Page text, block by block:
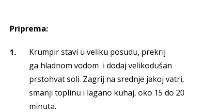
Priprema:
Krumpir stavi u veliku posudu, prekrij
ga hladnom vodom i dodaj velikodušan
prstohvat soli. Zagrij na srednje jakoj vatri,
smanji toplinu i lagano kuhaj, oko 15 do 20
minuta.